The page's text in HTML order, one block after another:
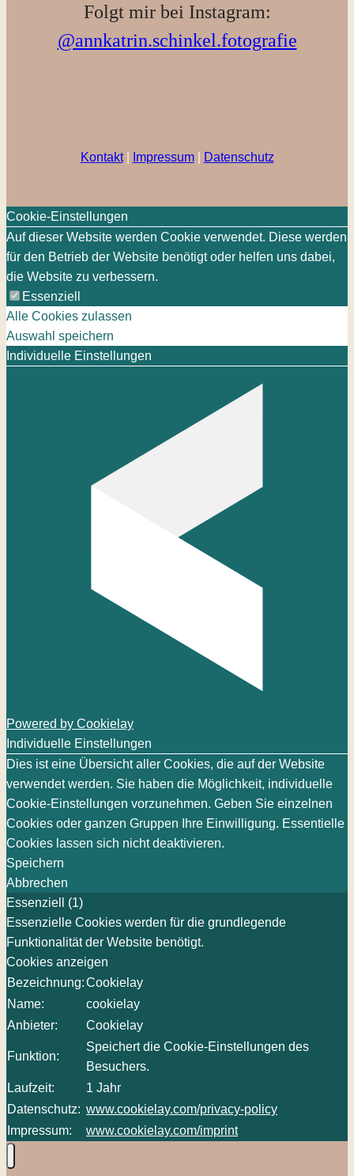
Folgt mir bei Instagram:
@annkatrin.schinkel.fotografie
Kontakt| Impressum| Datenschutz
Cookie-Einstellungen
Auf dieser Website werden Cookie verwendet. Diese werden
für den Betrieb der Website benötigt oder helfen uns dabei,
die Website zu verbessern.
Essenziell
Alle Cookies zulassen
Auswahl speichern
Individuelle Einstellungen
Powered by Cookielay
Individuelle Einstellungen
Dies ist eine Übersicht aller Cookies, die auf der Website
verwendet werden. Sie haben die Möglichkeit, individuelle
Cookie-Einstellungen vorzunehmen. Geben Sie einzelnen
Cookies oder ganzen Gruppen Ihre Einwilligung. Essentielle
Cookies lassen sich nicht deaktivieren.
Speichern
Abbrechen
Essenziell (1)
Essenzielle Cookies werden für die grundlegende
Funktionalität der Website benötigt.
Cookies anzeigen
Bezeichnung:Cookielay
Name:
cookielay
Anbieter:
Cookielay
Funktion:
Speichert die Cookie-Einstellungen des
Besuchers.
Laufzeit:
1 Jahr
Datenschutz: www.cookielay.com/privacy-policy
Impressum:
www.cookielay.com/imprint